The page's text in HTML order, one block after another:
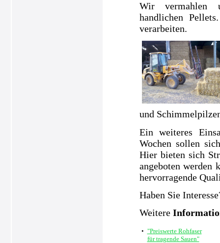
Wir vermahlen
handlichen
verarbeiten.
und
Ein weiteres
Wochen sollen
Hier bieten sich
angeboten werden
hervorragende
Haben Sie
Weitere
• "Preiswerte Rohfaser
für tragende Sauen"